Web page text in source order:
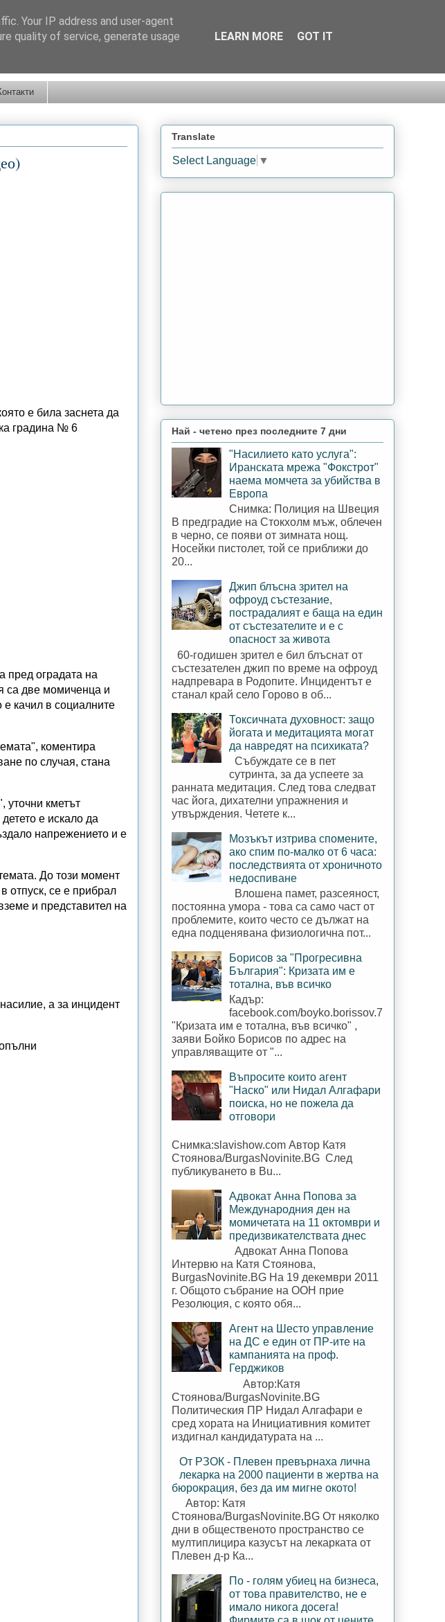
е била заснета да
градина № 6
пред оградата на
са две момиченца и
качил в социалните
коментира
по случая, стана
уточни кметът
е искало да
напрежението и е
До този момент
отпуск, се е прибрал
и представител на
а за инцидент
Translate
Select Language ▼
Най - четено през последните 7 дни
"Насилието като услуга":
Иранската мрежа "Фокстрот"
наема момчета за убийства в
Европа
Снимка: Полиция на Швеция
В предградие на Стокхолм мъж, облечен
в черно, се появи от зимната нощ.
Носейки пистолет, той се приближи до
20...
Джип блъсна зрител на
офроуд състезание,
пострадалият е баща на един
от състезателите и е с
опасност за живота
60-годишен зрител е бил блъснат от
състезателен джип по време на офроуд
надпревара в Родопите. Инцидентът е
станал край село Горово в об...
Токсичната духовност: защо
йогата и медитацията могат
да навредят на психиката?
Събуждате се в пет
сутринта, за да успеете за
ранната медитация. След това следват
час йога, дихателни упражнения и
утвърждения. Четете к...
Мозъкът изтрива спомените,
ако спим по-малко от 6 часа:
последствията от хроничното
недоспиване
Влошена памет, разсеяност,
постоянна умора - това са само част от
проблемите, които често се дължат на
една подценявана физиологична пот...
Борисов за "Прогресивна
България": Кризата им е
тотална, във всичко
Кадър:
facebook.com/boyko.borissov.7
"Кризата им е тотална, във всичко" ,
заяви Бойко Борисов по адрес на
управляващите от "...
Въпросите които агент
"Наско" или Нидал Алгафари
поиска, но не пожела да
отговори
Снимка:slavishow.com Автор Катя
Стоянова/BurgasNovinite.BG След
публикуването в Bu...
Адвокат Анна Попова за
Международния ден на
момичетата на 11 октомври и
предизвикателствата днес
Адвокат Анна Попова
Интервю на Катя Стоянова,
BurgasNovinite.BG На 19 декември 2011
г. Общото събрание на ООН прие
Резолюция, с която обя...
Агент на Шесто управление
на ДС е един от ПР-ите на
кампанията на проф.
Герджиков
Автор:Катя
Стоянова/BurgasNovinite.BG
Политическия ПР Нидал Алгафари е
сред хората на Инициативния комитет
издигнал кандидатурата на ...
От РЗОК - Плевен превърнаха лична
лекарка на 2000 пациенти в жертва на
бюрокрация, без да им мигне окото!
Автор: Катя
Стоянова/BurgasNovinite.BG От няколко
дни в общественото пространство се
мултиплицира казусът на лекарката от
Плевен д-р Ка...
По - голям убиец на бизнеса,
от това правителство, не е
имало никога досега!
Your IP address and user-agent
quality of service, generate usage
LEARN MORE GOT IT